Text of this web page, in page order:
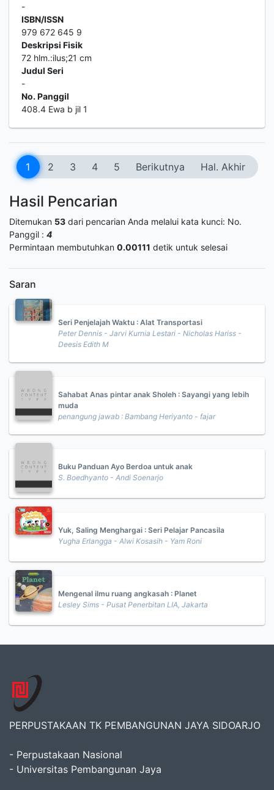
-
ISBN/ISSN
979 672 645 9
Deskripsi Fisik
72 hlm.:ilus;21 cm
Judul Seri
-
No. Panggil
408.4 Ewa b jil 1
1 2 3 4 5 Berikutnya Hal. Akhir
Hasil Pencarian
Ditemukan 53 dari pencarian Anda melalui kata kunci: No.
Panggil : 4
Permintaan membutuhkan 0.00111 detik untuk selesai
Saran
Seri Penjelajah Waktu : Alat Transportasi
Peter Dennis - Jarvi Kurnia Lestari - Nicholas Hariss -
Deesis Edith M
Sahabat Anas pintar anak Sholeh : Sayangi yang lebih
muda
penangung jawab : Bambang Heriyanto - fajar
Buku Panduan Ayo Berdoa untuk anak
S. Boedhyanto - Andi Soenarjo
Yuk, Saling Menghargai : Seri Pelajar Pancasila
Yugha Erlangga - Alwi Kosasih - Yam Roni
Mengenal ilmu ruang angkasah : Planet
Lesley Sims - Pusat Penerbitan LIA, Jakarta
PERPUSTAKAAN TK PEMBANGUNAN JAYA SIDOARJO
- Perpustakaan Nasional
- Universitas Pembangunan Jaya